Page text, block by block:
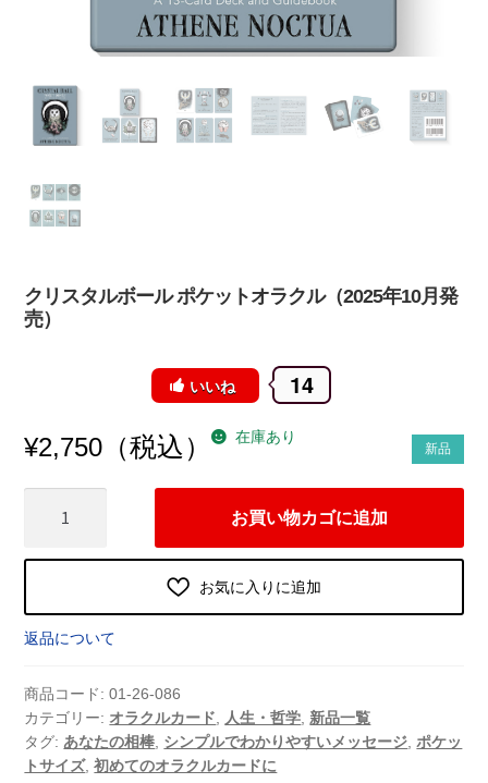
クリスタルボール ポケットオラクル（2025年10月発
売）
いいね 14
新品
¥2,750 （税込） 在庫あり
ス
ル
ボ
ル
ポ
ケ
ッ
お買い物カゴに追加
お気に入りに追加
返品について
商品コード:01-26-086
カテゴリー: オラクルカード 人生・哲学 新品一覧
タグ: あなたの相棒 シンプルでわかりやすいメッセージ ポケッ
トサイズ,初めてのオラクルカードに